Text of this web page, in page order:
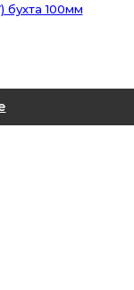
бухта 100мм